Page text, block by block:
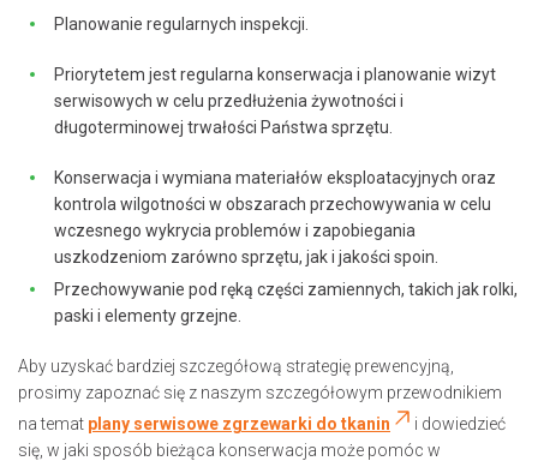
Planowanie regularnych inspekcji.
Priorytetem jest regularna konserwacja i planowanie wizyt
serwisowych w celu przedłużenia żywotności i
długoterminowej trwałości Państwa sprzętu.
Konserwacja i wymiana materiałów eksploatacyjnych oraz
kontrola wilgotności w obszarach przechowywania w celu
wczesnego wykrycia problemów i zapobiegania
uszkodzeniom zarówno sprzętu, jak i jakości spoin.
Przechowywanie pod ręką części zamiennych, takich jak rolki,
paski i elementy grzejne.
Aby uzyskać bardziej szczegółową strategię prewencyjną,
prosimy zapoznać się z naszym szczegółowym przewodnikiem
na temat plany serwisowe zgrzewarki do tkanin
i dowiedzieć
się, w jaki sposób bieżąca konserwacja może pomóc w